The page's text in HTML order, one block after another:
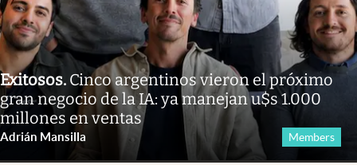
Exitosos. Cinco argentinos vieron el próximo
gran negocio de la IA: ya manejan u$s 1.000
millones en ventas
Adrián Mansilla Members